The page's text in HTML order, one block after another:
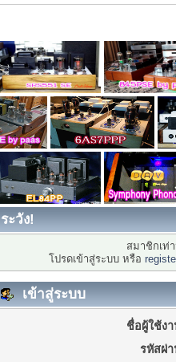
ระวัง!
สมาชิกเท่
โปรดเข้าสู่ระบบ หรือ
เข้าสู่ระบบ
ชื่อผู้ใช้ง
รหัสผ่